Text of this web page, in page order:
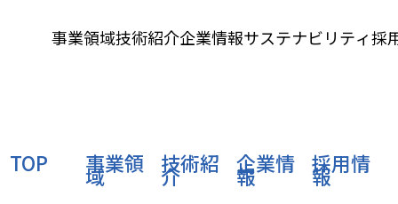
事業領域技術紹介企業情報サステナビリティ採
TOP 事業領
域 技術紹
介 企業情
報 採用情
報